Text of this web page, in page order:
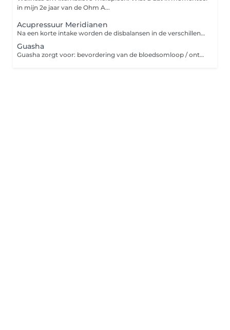
in mijn 2e jaar van de Ohm A...
Acupressuur Meridianen
Na een korte intake worden de disbalansen in de verschillende meridianen behandeld. Dit is een drukpunten massage waarbij een doorstroom van energie in de blokkades wordt opgebouwd.
Guasha
Guasha zorgt voor: bevordering van de bloedsomloop / ontgifting en ontzuring / stimulatie van het immuunsysteem het verminderen/verlichten van blokkades en pijn / verbeterde werking van de organen regeneratie en revitalisatie / vermindering van spanning (stress), moeheid en burn-out balans op emotioneel vlak / ontspanning en bevordering van helderheid van geest.